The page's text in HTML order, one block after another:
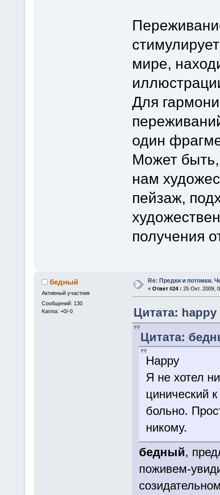
мире,
Для
один
Может
нам
пейзаж,
получения
бедный
Активный участник
Сообщений: 130
Karma: +0/-0
Re: Предки и потомки.
« Ответ #24 : 25 Окт. 2009,
Цитата: happy
Цитата:
Happy
Я не хотел
цинический
больно.
никому.
бедный,
поживем-